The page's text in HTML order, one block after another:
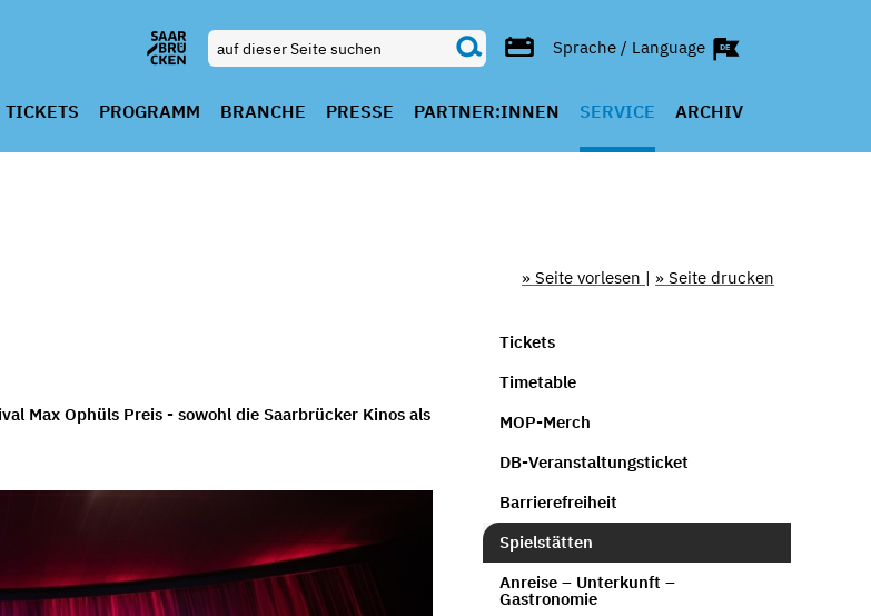
Sprache / Language
TICKETS PROGRAMM BRANCHE PRESSE PARTNER:INNEN SERVICE ARCHIV
» Seite vorlesen | » Seite drucken
Max Ophüls Preis - sowohl die Saarbrücker Kinos als
Tickets
Timetable
MOP-Merch
DB-Veranstaltungsticket
Barrierefreiheit
Spielstätten
Anreise – Unterkunft –
Gastronomie